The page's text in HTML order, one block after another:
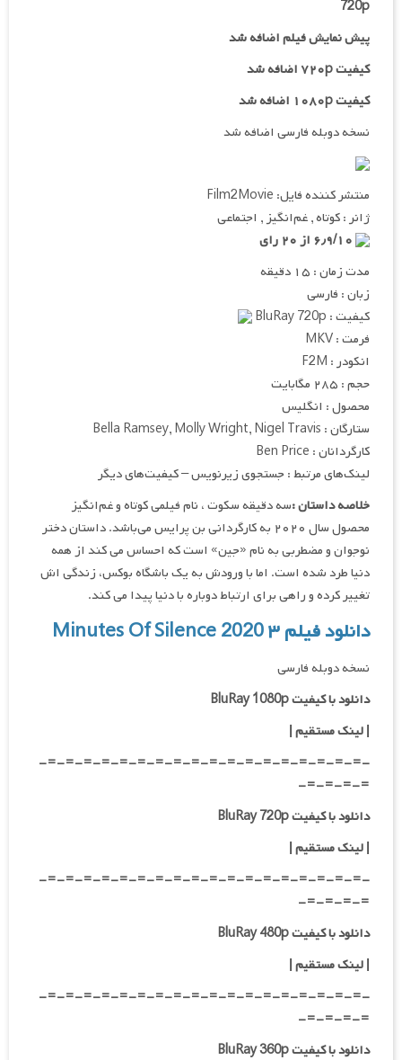
720p
پیش نمایش فیلم اضافه شد
کیفیت ۷۲۰p اضافه شد
کیفیت ۱۰۸۰p اضافه شد
نسخه دوبله فارسی اضافه شد
منتشر کننده فایل: Film2Movie
ژانر : کوتاه , غم‌انگیز , اجتماعی
مدت زمان : ۱۵ دقیقه
زبان : فارسی
کیفیت : BluRay 720p
فرمت : MKV
انکودر : F2M
حجم : ۲۸۵ مگابایت
محصول : انگلیس
ستارگان : Bella Ramsey, Molly Wright, Nigel Travis
کارگردانان : Ben Price
لینک‌های مرتبط : جستجوی زیرنویس – کیفیت‌های دیگر
خلاصه داستان :سه دقیقه سکوت ، نام فیلمی کوتاه و غم‌انگیز
محصول سال ۲۰۲۰ به کارگردانی بن پرایس می‌باشد. داستان دختر
نوجوان و مضطربی به نام «جین» است که احساس می کند از همه
دنیا طرد شده است. اما با ورودش به یک باشگاه بوکس، زندگی اش
تغییر کرده و راهی برای ارتباط دوباره با دنیا پیدا می کند.
دانلود فیلم ۳ Minutes Of Silence 2020
نسخه دوبله فارسی
دانلود با کیفیت BluRay 1080p
|لینک مستقیم |
-=-=-=-=-=-=-=-=-=-=-=-=-=-=-=-=-=-=-
=-=-=-=-
دانلود با کیفیت BluRay 720p
| لینک مستقیم |
-=-=-=-=-=-=-=-=-=-=-=-=-=-=-=-=-=-=-
=-=-=-=-
دانلود با کیفیت BluRay 480p
| لینک مستقیم |
-=-=-=-=-=-=-=-=-=-=-=-=-=-=-=-=-=-=-
=-=-=-=-
دانلود با کیفیت BluRay 360p